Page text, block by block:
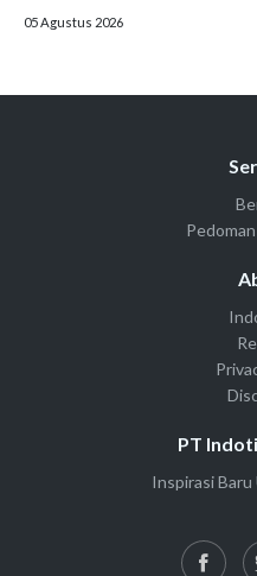
05 Agustus 2026
PT
Inspirasi